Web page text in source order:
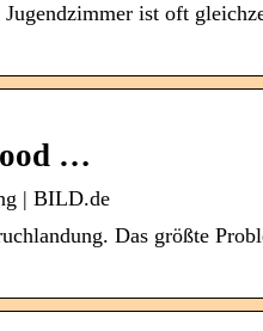
ist oft
…
| BILD.de
Das größte